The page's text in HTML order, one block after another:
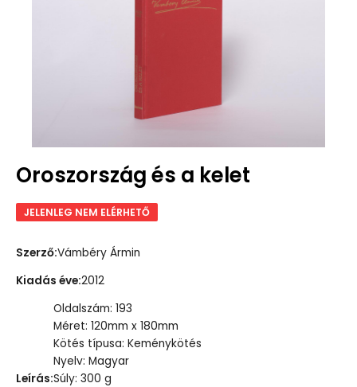
Oroszország és a kelet
JELENLEG NEM ELÉRHETŐ
Szerző:Vámbéry Ármin
Kiadás éve:2012
Leírás:
Oldalszám: 193
Méret: 120mm x 180mm
Kötés típusa: Keménykötés
Nyelv: Magyar
Súly: 300 g